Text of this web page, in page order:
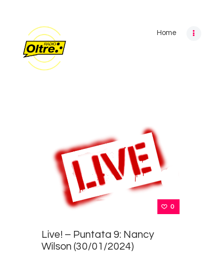
Home
Home
Privacy Policy
0
Live! – Puntata 9: Nancy
Wilson (30/01/2024)